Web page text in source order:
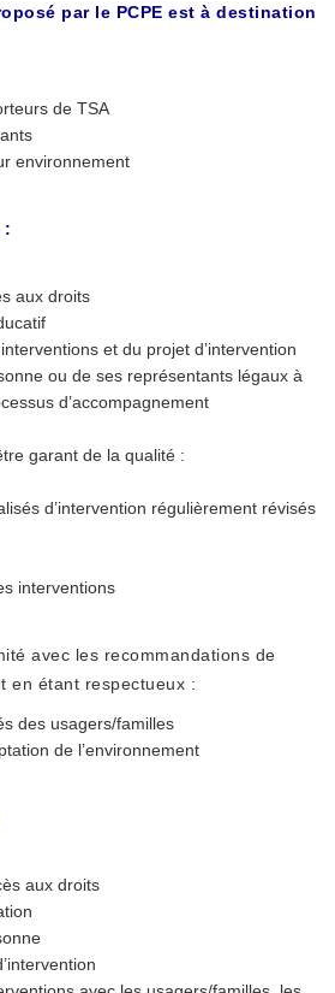
par le PCPE est à destination
de TSA
environnement
:
aux droits
et du projet d’intervention
ou de ses représentants légaux à
d’accompagnement
garant de la qualité :
d’intervention régulièrement révisés
interventions
avec les recommandations de
en étant respectueux :
des usagers/familles
de l’environnement
aux droits